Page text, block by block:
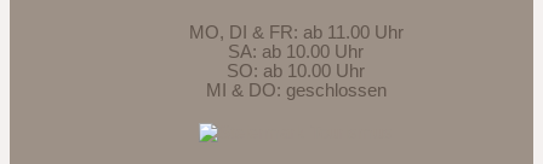
MO, DI & FR: ab 11.00 Uhr
SA: ab 10.00 Uhr
SO: ab 10.00 Uhr
MI & DO: geschlossen